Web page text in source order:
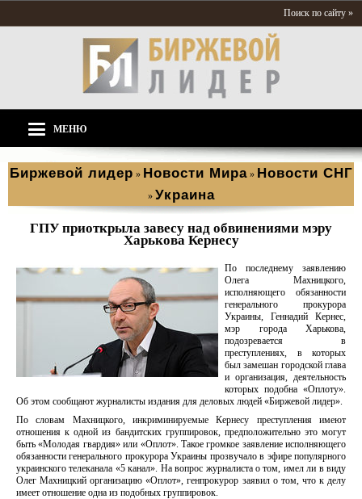
Поиск по сайту »
МЕНЮ
Биржевой лидер » Новости Мира » Новости СНГ
» Украина
ГПУ приоткрыла завесу над обвинениями мэру
Харькова Кернесу
По последнему заявлению
Олега Махницкого,
исполняющего обязанности
генерального прокурора
Украины, Геннадий Кернес,
мэр города Харькова,
подозревается в
преступлениях, в которых
был замешан городской глава
и организация, деятельность
которых подобна «Оплоту».
Об этом сообщают журналисты издания для деловых людей «Биржевой лидер».
По словам Махницкого, инкриминируемые Кернесу преступления имеют
отношения к одной из бандитских группировок, предположительно это могут
быть «Молодая гвардия» или «Оплот». Такое громкое заявление исполняющего
обязанности генерального прокурора Украины прозвучало в эфире популярного
украинского телеканала «5 канал». На вопрос журналиста о том, имел ли в виду
Олег Махницкий организацию «Оплот», генпрокурор заявил о том, что к делу
имеет отношение одна из подобных группировок.